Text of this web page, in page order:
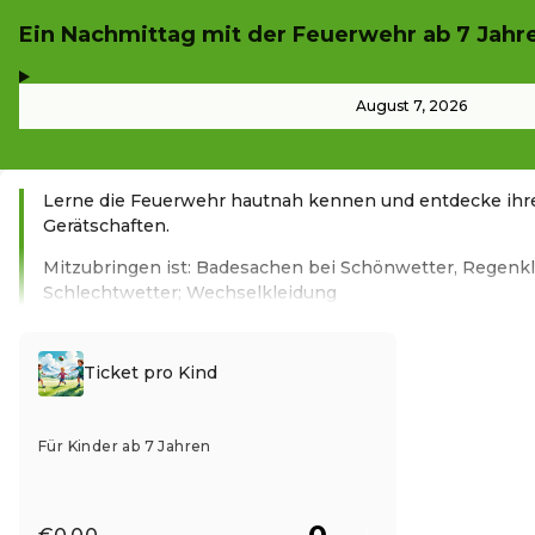
Ein Nachmittag mit der Feuerwehr ab 7
August 7, 2026
Lerne die Feuerwehr hautnah kennen und entdecke
Gerätschaften.
Mitzubringen ist: Badesachen bei Schönwetter,
Schlechtwetter; Wechselkleidung
Ticket pro Kind
Für Kinder ab 7 Jahren